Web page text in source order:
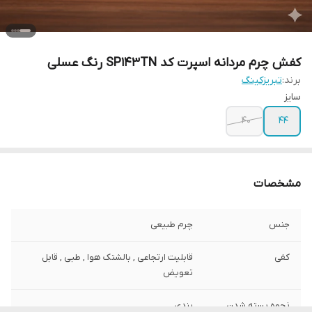
کفش چرم مردانه اسپرت کد SP143TN رنگ عسلی
برند:تبریزکینگ
سایز
44
40
مشخصات
جنس چرم طبیعی
کفی
قابلیت ارتجاعی , بالشتک هوا , طبی , قابل
تعویض
نحوه بسته شدن
بندی